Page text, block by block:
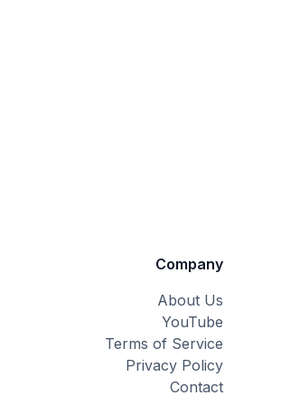
Company
About Us
YouTube
Terms of Service
Privacy Policy
Contact